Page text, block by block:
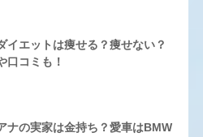
イエットは痩せる？痩せない？
口コミも！
ナの実家は金持ち？愛車はBMW